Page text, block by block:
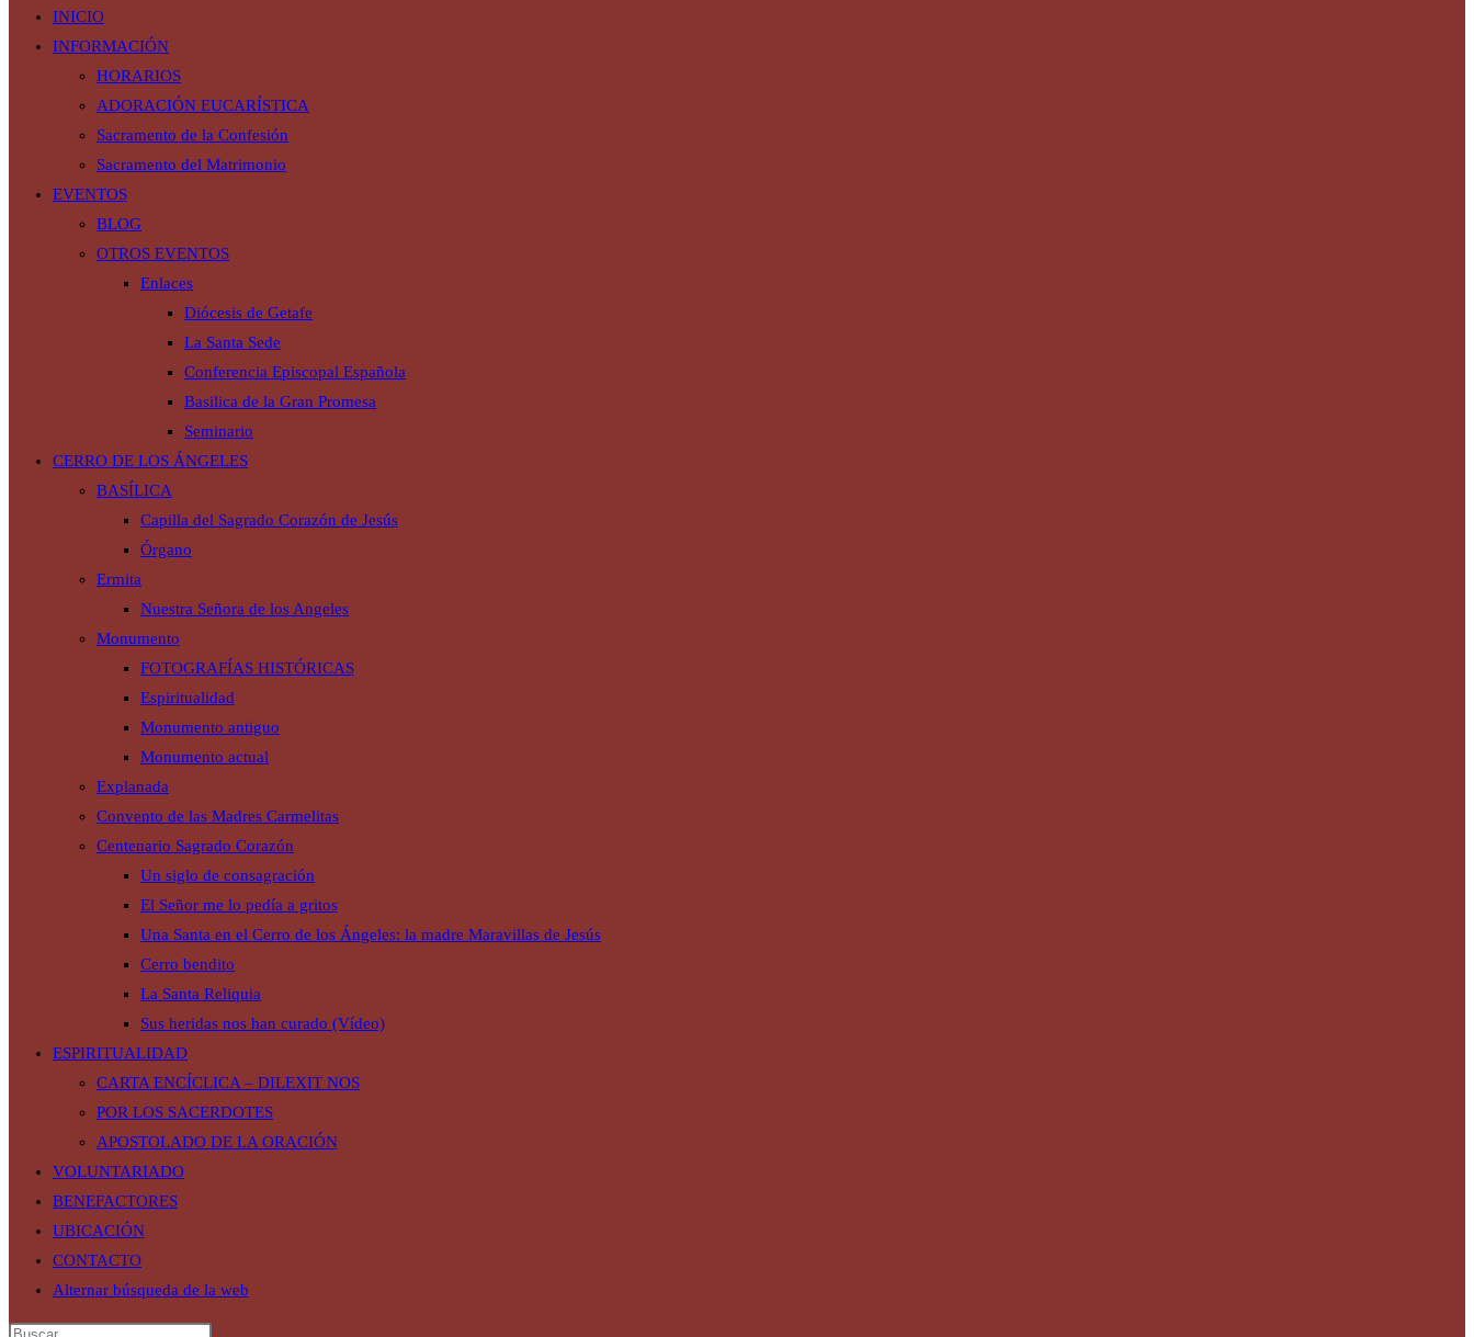
INICIO
INFORMACIÓN
HORARIOS
ADORACIÓN EUCARÍSTICA
Sacramento de la Confesión
Sacramento del Matrimonio
EVENTOS
BLOG
OTROS EVENTOS
Enlaces
Diócesis de Getafe
La Santa Sede
Conferencia Episcopal Española
Basilica de la Gran Promesa
Seminario
CERRO DE LOS ÁNGELES
BASÍLICA
Capilla del Sagrado Corazón de Jesús
Órgano
Ermita
Nuestra Señora de los Angeles
Monumento
FOTOGRAFÍAS HISTÓRICAS
Espiritualidad
Monumento antiguo
Monumento actual
Explanada
Convento de las Madres Carmelitas
Centenario Sagrado Corazón
Un siglo de consagración
El Señor me lo pedía a gritos
Una Santa en el Cerro de los Ángeles: la madre Maravillas de Jesús
Cerro bendito
La Santa Reliquia
Sus heridas nos han curado (Vídeo)
ESPIRITUALIDAD
CARTA ENCÍCLICA – DILEXIT NOS
POR LOS SACERDOTES
APOSTOLADO DE LA ORACIÓN
VOLUNTARIADO
BENEFACTORES
UBICACIÓN
CONTACTO
Alternar búsqueda de la web